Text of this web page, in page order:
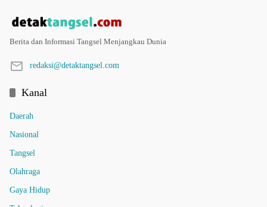
Berita dan Informasi Tangsel Menjangkau Dunia
redaksi@detaktangsel.com
Kanal
Daerah
Nasional
Tangsel
Olahraga
Gaya Hidup